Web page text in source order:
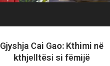
Gjyshja Cai Gao: Kthimi në
kthjelltësi si fëmijë